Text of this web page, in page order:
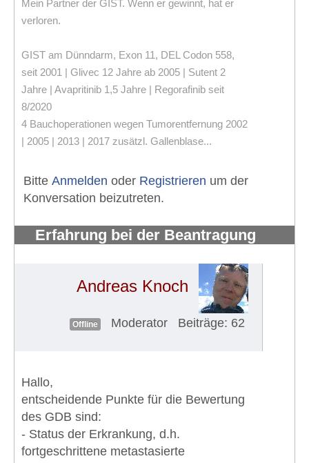
Mein Partner der GIST. Wenn er gewinnt, hat er
verloren.
GIST am Dünndarm, Exon 11, DEL Codon 558,
seit 2001 | Glivec 12 Jahre ab 2005 | Sutent 2
Jahre | Avapritinib 1,5 Jahre | Regorafinib seit
8/2020
4 Bauchoperationen wegen Tumorentfernung 2002
| 2005 | 2013 | 2017 zusätzl. Gallenblase...
Bitte Anmelden oder Registrieren um der
Konversation beizutreten.
Erfahrung bei der Beantragung
Andreas Knoch
Offline Moderator Beiträge: 62
Hallo,
entscheidende Punkte für die Bewertung
des GDB sind:
- Status der Erkrankung, d.h.
fortgeschrittene metastasierte